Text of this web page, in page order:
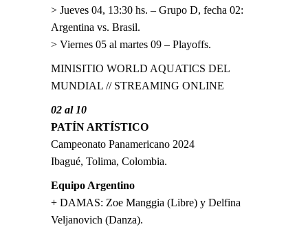
> Jueves 04, 13:30 hs. – Grupo D, fecha 02:
Argentina vs. Brasil.
> Viernes 05 al martes 09 – Playoffs.
MINISITIO WORLD AQUATICS DEL
MUNDIAL // STREAMING ONLINE
02 al 10
PATÍN ARTÍSTICO
Campeonato Panamericano 2024
Ibagué, Tolima, Colombia.
Equipo Argentino
+ DAMAS: Zoe Manggia (Libre) y Delfina
Veljanovich (Danza).